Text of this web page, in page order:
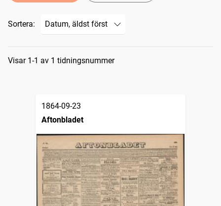
Sortera:
Sökresultat
Visar 1-1 av 1 tidningsnummer
1864-09-23
Aftonbladet